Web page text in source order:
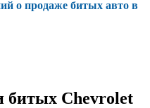
о продаже битых авто в
битых Chevrolet